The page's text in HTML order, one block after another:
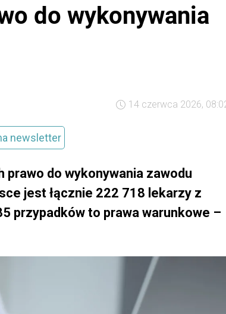
do wykonywania
14 czerwca 2026,
newsletter
do wykonywania zawodu
jest łącznie 222 718 lekarzy z
przypadków to prawa warunkowe –